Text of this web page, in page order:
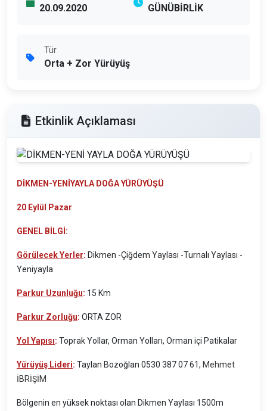
20.09.2020 GÜNÜBİRLİK
Tür
Orta + Zor Yürüyüş
Etkinlik Açıklaması
DİKMEN-YENİYAYLA DOĞA YÜRÜYÜŞÜ
20 Eylül Pazar
GENEL BİLGİ:
Görülecek Yerler: Dikmen -Çiğdem Yaylası -Turnalı Yaylası -
Yeniyayla
Parkur Uzunluğu: 15 Km
Parkur Zorluğu: ORTA ZOR
Yol Yapısı: Toprak Yollar, Orman Yolları, Orman içi Patikalar
Yürüyüş Lideri: Taylan Bozoğlan 0530 387 07 61, Mehmet
İBRİŞİM
Bölgenin en yüksek noktası olan Dikmen Yaylası 1500m